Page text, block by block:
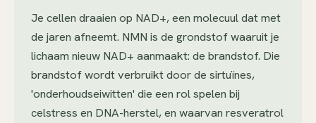
Je cellen draaien op NAD+, een molecuul dat met
de jaren afneemt. NMN is de grondstof waaruit je
lichaam nieuw NAD+ aanmaakt: de brandstof. Die
brandstof wordt verbruikt door de sirtuïnes,
'onderhoudseiwitten' die een rol spelen bij
celstress en DNA-herstel, en waarvan resveratrol